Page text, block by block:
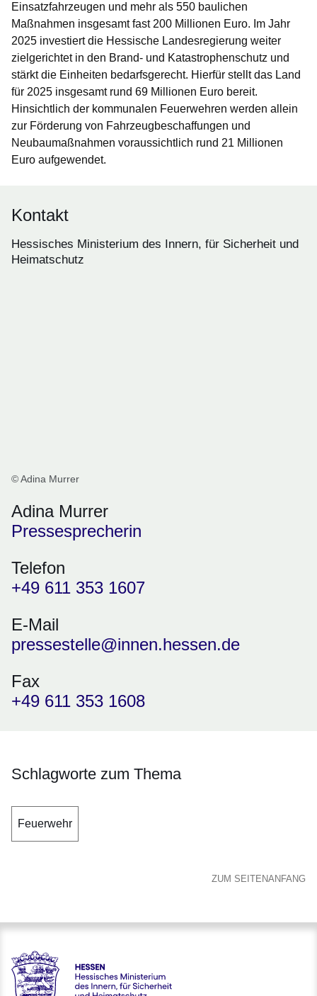
Einsatzfahrzeugen und mehr als 550 baulichen
Maßnahmen insgesamt fast 200 Millionen Euro. Im Jahr
2025 investiert die Hessische Landesregierung weiter
zielgerichtet in den Brand- und Katastrophenschutz und
stärkt die Einheiten bedarfsgerecht. Hierfür stellt das Land
für 2025 insgesamt rund 69 Millionen Euro bereit.
Hinsichtlich der kommunalen Feuerwehren werden allein
zur Förderung von Fahrzeugbeschaffungen und
Neubaumaßnahmen voraussichtlich rund 21 Millionen
Euro aufgewendet.
Kontakt
Hessisches Ministerium des Innern, für Sicherheit und
Heimatschutz
© Adina Murrer
Adina Murrer
Pressesprecherin
Telefon
+49 611 353 1607
E-Mail
pressestelle@innen.hessen.de
Fax
+49 611 353 1608
Schlagworte zum Thema
Feuerwehr
ZUM SEITENANFANG